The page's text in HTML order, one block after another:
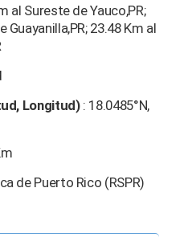
al Sureste de Yauco,PR;
Guayanilla,PR; 23.48 Km al
Longitud): 18.0485°N,
de Puerto Rico (RSPR)